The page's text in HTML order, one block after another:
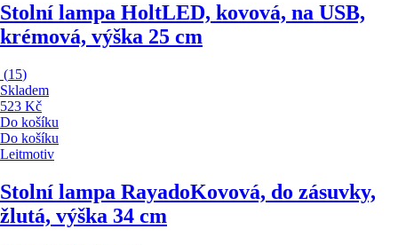
Stolní lampa HoltLED, kovová, na USB,
krémová, výška 25 cm
(15)
Skladem
523 Kč
Do košíku
Do košíku
Leitmotiv
Stolní lampa RayadoKovová, do zásuvky,
žlutá, výška 34 cm